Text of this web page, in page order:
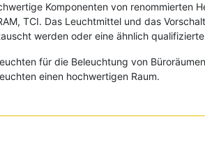
Komponenten von renommierten
TCI. Das Leuchtmittel und das
werden oder eine ähnlich qualifizierte
für die Beleuchtung von
einen hochwertigen Raum.